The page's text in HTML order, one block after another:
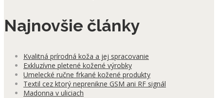
Najnovšie články
Kvalitná prírodná koža a jej spracovanie
Exkluzívne pletené kožené výrobky
Umelecké ručne frkané kožené produkty
Textil cez ktorý neprenikne GSM ani RF signál
Madonna v uliciach